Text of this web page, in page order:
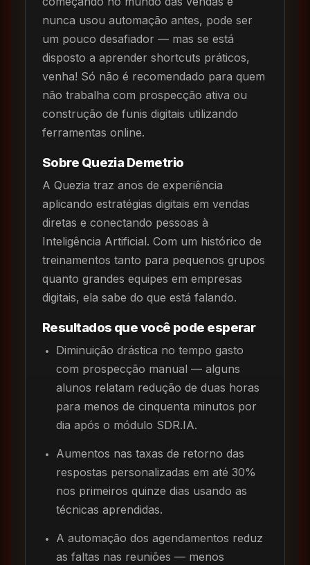
nunca usou automação antes, pode ser
um pouco desafiador — mas se está
disposto a aprender shortcuts práticos,
venha! Só não é recomendado para quem
não trabalha com prospecção ativa ou
construção de funis digitais utilizando
ferramentas online.
Sobre Quezia Demetrio
A Quezia traz anos de experiência
aplicando estratégias digitais em vendas
diretas e conectando pessoas à
Inteligência Artificial. Com um histórico de
treinamentos tanto para pequenos grupos
quanto grandes equipes em empresas
digitais, ela sabe do que está falando.
Resultados que você pode esperar
Diminuição drástica no tempo gasto
com prospecção manual — alguns
alunos relatam redução de duas horas
para menos de cinquenta minutos por
dia após o módulo SDR.IA.
Aumentos nas taxas de retorno das
respostas personalizadas em até 30%
nos primeiros quinze dias usando as
técnicas aprendidas.
A automação dos agendamentos reduz
as faltas nas reuniões — menos